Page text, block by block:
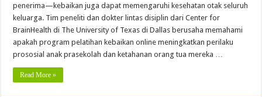
penerima—kebaikan juga dapat memengaruhi kesehatan otak seluruh
keluarga. Tim peneliti dan dokter lintas disiplin dari Center for
BrainHealth di The University of Texas di Dallas berusaha memahami
apakah program pelatihan kebaikan online meningkatkan perilaku
prososial anak prasekolah dan ketahanan orang tua mereka …
Read More »